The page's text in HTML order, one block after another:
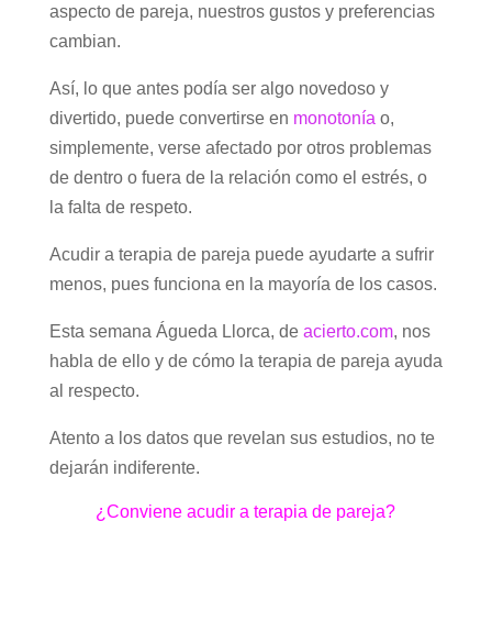
aspecto de pareja, nuestros gustos y preferencias
cambian.
Así, lo que antes podía ser algo novedoso y
divertido, puede convertirse en monotonía o,
simplemente, verse afectado por otros problemas
de dentro o fuera de la relación como el estrés, o
la falta de respeto.
Acudir a terapia de pareja puede ayudarte a sufrir
menos, pues funciona en la mayoría de los casos.
Esta semana Águeda Llorca, de acierto.com, nos
habla de ello y de cómo la terapia de pareja ayuda
al respecto.
Atento a los datos que revelan sus estudios, no te
dejarán indiferente.
¿Conviene acudir a terapia de pareja?